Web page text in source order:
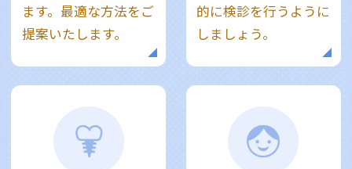
ます。最適な方法をご
提案いたします。
的に検診を行うように
しましょう。